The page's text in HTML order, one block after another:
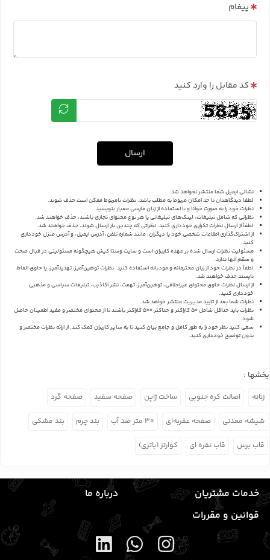
پیغام
کد مقابل را وارد کنید
ارسال
نشانی ایمیل شما منتشر نخواهد شد.
لطفا دیدگاهتان تا حد امکان مربوط به مطلب باشد. نظرات نامربوط ممکن است حذف شوند.
نظرات خود را به صورت خوانا و با استفاده از زبان فارسی معیار بنویسید.
نظراتی که شامل تبلیغات، لینک‌های تبلیغاتی یا هر نوع محتوای تجاری باشند، حذف خواهند شد.
لطفاً از ارسال نظرات تکراری خودداری کنید. نظراتی که چندین بار ارسال شوند، حذف خواهند شد.
از اشتراک‌گذاری اطلاعات شخصی خود یا دیگران، مانند شماره تلفن، آدرس ایمیل، و آدرس منزل خودداری
کنید.
مسئولیت نظرات ارسال شده بر عهده کاربران است و سایت وستا کیش هیچگونه مسئولیتی در قبال صحت
و سقم آنها ندارد.
لطفاً در نظرات خود از زبان محترمانه و مودبانه استفاده کنید. نظرات توهین‌آمیز، تهدیدآمیز، یا حاوی الفاظ
ناپسند حذف خواهند شد.
از ارسال نظرات حاوی محتوای غیراخلاقی، توهین‌آمیز، تهمت، نشر اکاذیب، تبلیغات سیاسی و مذهبی
خودداری کنید.
نظرات شما بعد از تایید مدیریت منتشر خواهد شد.
نظرات باید حداقل شامل 50 کاراکتر و حداکثر 500 کاراکتر باشند تا از محتوای مختصر و مفید اطمینان حاصل
شود.
سعی کنید نظر خود را به طور کامل و جامع بیان کنید تا به سایر کاربران کمک کند.از ارائه نظرات مختصر و
بدون توضیح خودداری کنید.
بخشها :
زنانه اصالت کره جنوبی ساخت ژاپن صفحه سفید صفحه گرد
شیشه معدنی صفحه عقربه‌ای ۳۰ متر ضد آب بند چرم بند مشکی
قاب برس قاب نقره ای کوارتز (باتری)
خدمات مشتریان
درباره ما
قوانین و مقررات